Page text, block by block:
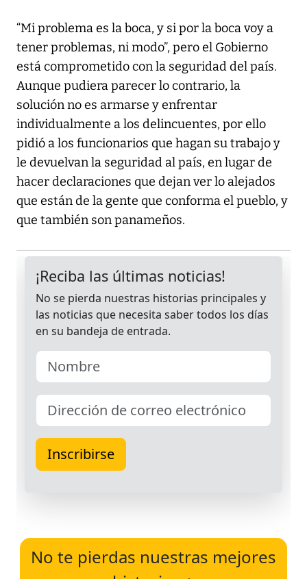
“Mi problema es la boca, y si por la boca voy a
tener problemas, ni modo”, pero el Gobierno
está comprometido con la seguridad del país.
Aunque pudiera parecer lo contrario, la
solución no es armarse y enfrentar
individualmente a los delincuentes, por ello
pidió a los funcionarios que hagan su trabajo y
le devuelvan la seguridad al país, en lugar de
hacer declaraciones que dejan ver lo alejados
que están de la gente que conforma el pueblo, y
que también son panameños.
No te pierdas nuestras mejores